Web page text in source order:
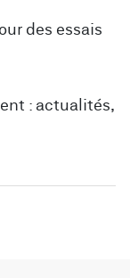
des essais
: actualités,